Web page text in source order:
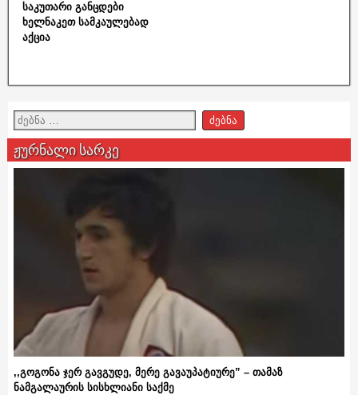
საკუთარი განცდები
ხელნაკეთ სამკაულებად
აქცია
ჟურნალი სარკე
,,გოგონა ჯერ გავგუდე, მერე გავაუპატიურე” – თამაზ
ნამგალაურის სისხლიანი საქმე